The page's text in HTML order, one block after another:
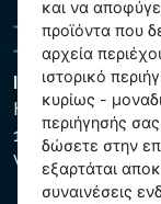
Intex Trading,
Hradecká 2526/3
130 00 Praha 3
Vinohrady -
και να
προϊόντα που
αρχεία
ιστορικό
κυρίως -
περιήγησής
δώσετε στην
εξαρτάται
συναινέσεις